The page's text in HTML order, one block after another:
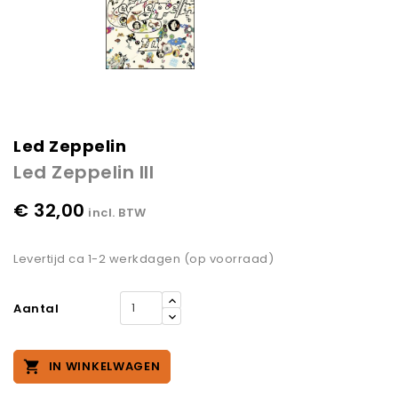
Led Zeppelin
Led Zeppelin III
€ 32,00 incl. BTW
Levertijd ca 1-2 werkdagen (op voorraad)
Aantal
 IN WINKELWAGEN